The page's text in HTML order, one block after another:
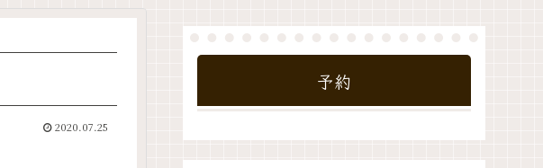
2020.07.25
予約